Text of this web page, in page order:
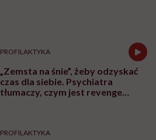
PROFILAKTYKA
„Zemsta na śnie”, żeby odzyskać
czas dla siebie. Psychiatra
tłumaczy, czym jest revenge
PROFILAKTYKA